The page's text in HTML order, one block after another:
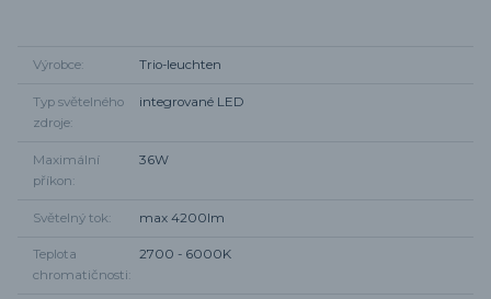
Výrobce Trio-leuchten
Typ světelného
zdroje
integrované LED
Maximální
příkon
36W
Světelný tok max 4200lm
Teplota
chromatičnosti
2700 - 6000K